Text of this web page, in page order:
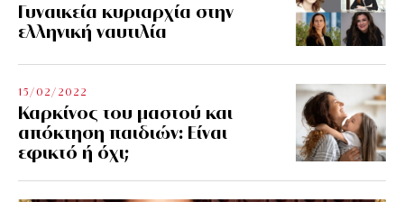
Γυναικεία κυριαρχία στην
ελληνική ναυτιλία
15/02/2022
Καρκίνος του μαστού και
απόκτηση παιδιών: Είναι
εφικτό ή όχι;